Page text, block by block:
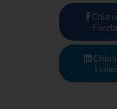
Chia
Chia